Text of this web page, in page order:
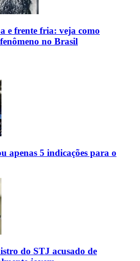
e frente fria: veja como
no Brasil
apenas 5 indicações para o
do STJ acusado de